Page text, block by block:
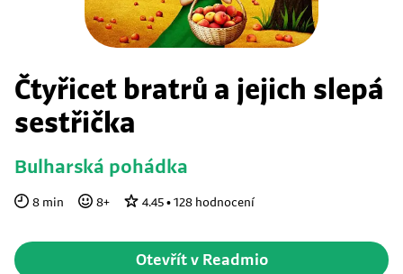
Čtyřicet bratrů a jejich slepá
sestřička
Bulharská pohádka
8 min 8+ 4.45 • 128 hodnocení
Otevřít v Readmio